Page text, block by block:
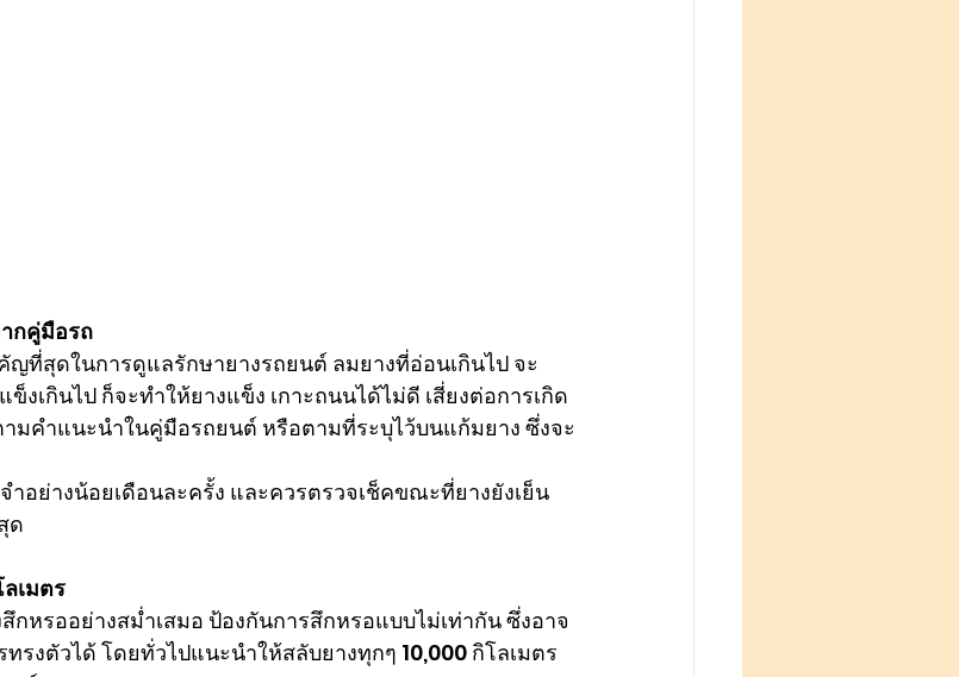
ากคู่มือรถ
ญที่สุดในการดูแลรักษายางรถยนต์ ลมยางที่อ่อนเกินไป จะ
งเกินไป ก็จะทำให้ยางแข็ง เกาะถนนได้ไม่ดี เสี่ยงต่อการเกิด
มคำแนะนำในคู่มือรถยนต์ หรือตามที่ระบุไว้บนแก้มยาง ซึ่งจะ
ำอย่างน้อยเดือนละครั้ง และควรตรวจเช็คขณะที่ยางยังเย็น
ด
เมตร
กหรออย่างสม่ำเสมอ ป้องกันการสึกหรอแบบไม่เท่ากัน ซึ่งอาจ
รงตัวได้ โดยทั่วไปแนะนำให้สลับยางทุกๆ 10,000 กิโลเมตร